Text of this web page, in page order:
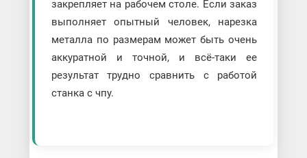
закрепляет на рабочем столе. Если заказ
выполняет опытный человек, нарезка
металла по размерам может быть очень
аккуратной и точной, и всё-таки ее
результат трудно сравнить с работой
станка с чпу.